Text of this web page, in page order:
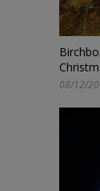
08/12/